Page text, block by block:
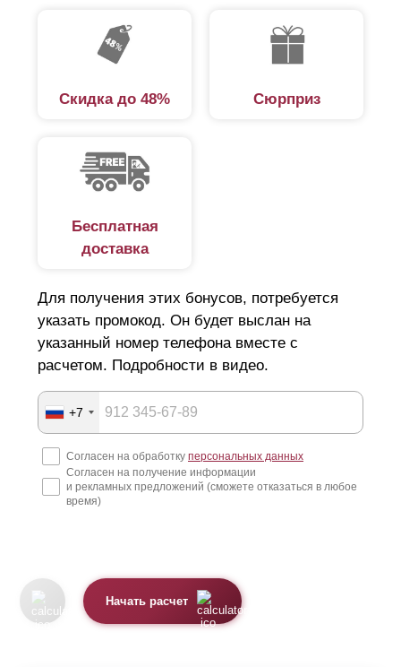
Скидка до 48% Сюрприз
Бесплатная
доставка
Для получения этих бонусов, потребуется
указать промокод. Он будет выслан на
указанный номер телефона вместе с
расчетом. Подробности в видео.
+7
Согласен на обработку персональных данных
Согласен на получение информации
и рекламных предложений (сможете отказаться в любое
время)
Начать расчет